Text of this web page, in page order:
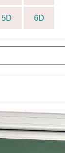
5D 6D